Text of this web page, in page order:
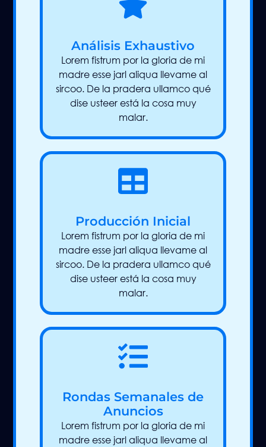
Análisis Exhaustivo
Lorem fistrum por la gloria de mi
madre esse jarl aliqua llevame al
sircoo. De la pradera ullamco qué
dise usteer está la cosa muy
malar.
Producción Inicial
Lorem fistrum por la gloria de mi
madre esse jarl aliqua llevame al
sircoo. De la pradera ullamco qué
dise usteer está la cosa muy
malar.
Rondas Semanales de
Anuncios
Lorem fistrum por la gloria de mi
madre esse jarl aliqua llevame al